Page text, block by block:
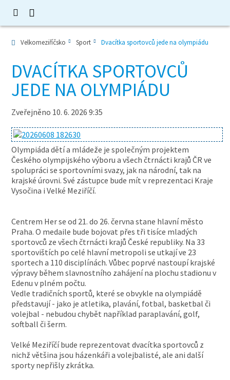
Velkomeziříčsko Sport Dvacítka sportovců jede na olympiádu
DVACÍTKA SPORTOVCŮ
JEDE NA OLYMPIÁDU
Zveřejněno 10. 6. 2026 9:35
Olympiáda dětí a mládeže je společným projektem
Českého olympijského výboru a všech čtrnácti krajů ČR ve
spolupráci se sportovními svazy, jak na národní, tak na
krajské úrovni. Své zástupce bude mít v reprezentaci Kraje
Vysočina i Velké Meziříčí.
Centrem Her se od 21. do 26. června stane hlavní město
Praha. O medaile bude bojovat přes tři tisíce mladých
sportovců ze všech čtrnácti krajů České republiky. Na 33
sportovištích po celé hlavní metropoli se utkají ve 23
sportech a 110 disciplínách. Vůbec poprvé nastoupí krajské
výpravy během slavnostního zahájení na plochu stadionu v
Edenu v plném počtu.
Vedle tradičních sportů, které se obvykle na olympiádě
představují - jako je atletika, plavání, fotbal, basketbal či
volejbal - nebudou chybět například paraplavání, golf,
softball či šerm.
Velké Meziříčí bude reprezentovat dvacítka sportovců z
nichž většina jsou házenkáři a volejbalisté, ale ani další
sporty nepřišly zkrátka.